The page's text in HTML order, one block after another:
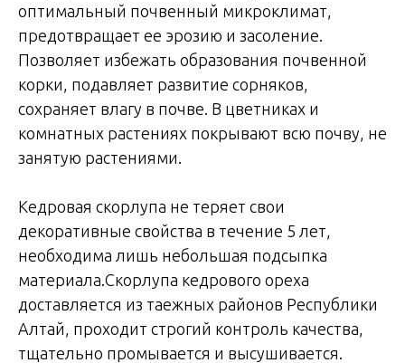
оптимальный почвенный микроклимат,
предотвращает ее эрозию и засоление.
Позволяет избежать образования почвенной
корки, подавляет развитие сорняков,
сохраняет влагу в почве. В цветниках и
комнатных растениях покрывают всю почву, не
занятую растениями.
Кедровая скорлупа не теряет свои
декоративные свойства в течение 5 лет,
необходима лишь небольшая подсыпка
материала.Скорлупа кедрового ореха
доставляется из таежных районов Республики
Алтай, проходит строгий контроль качества,
тщательно промывается и высушивается.